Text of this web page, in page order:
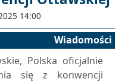
14:00
Wiadomości
Polska oficjalnie
się z konwencji